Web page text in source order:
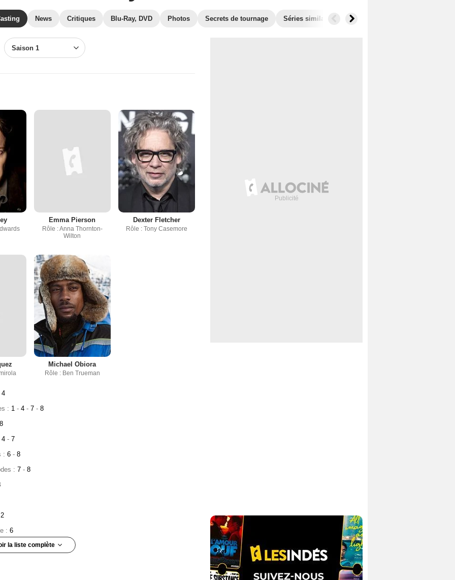
News Critiques Blu-Ray, DVD Photos Secrets de tournage Séries similaires
Saison 1
Emma Pierson
Rôle : Anna Thornton-
Wilton
Dexter Fletcher
Rôle : Tony Casemore
Michael Obiora
Rôle : Ben Trueman
4
: 1 - 4 - 7 - 8
8
4 - 7
: 6 - 8
: 7 - 8
2
: 6
la liste complète